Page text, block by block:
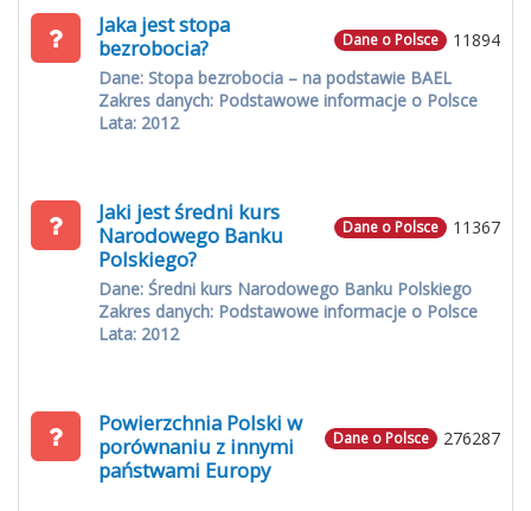
11894
Dane o Polsce
Jaka jest stopa
bezrobocia?
Dane: Stopa bezrobocia – na podstawie BAEL
Zakres danych: Podstawowe informacje o Polsce
Lata: 2012
11367
Dane o Polsce
Jaki jest średni kurs
Narodowego Banku
Polskiego?
Dane: Średni kurs Narodowego Banku Polskiego
Zakres danych: Podstawowe informacje o Polsce
Lata: 2012
276287
Dane o Polsce
Powierzchnia Polski w
porównaniu z innymi
państwami Europy